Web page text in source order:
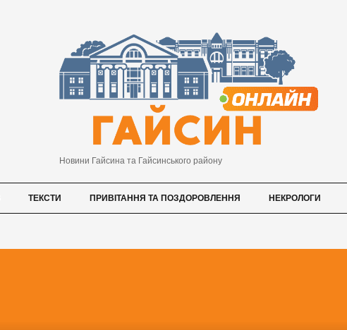
Новини Гайсина та Гайсинського району
ТЕКСТИ ПРИВІТАННЯ ТА ПОЗДОРОВЛЕННЯ НЕКРОЛОГИ